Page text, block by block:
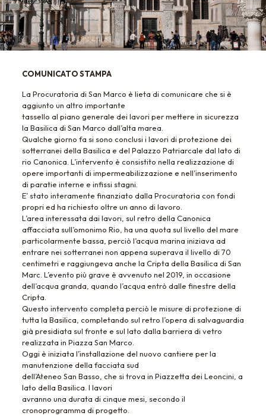
COMUNICATO STAMPA
La Procuratoria di San Marco è lieta di comunicare che si è
aggiunto un altro importante
tassello al piano generale dei lavori per mettere in sicurezza
la Basilica di San Marco dall’alta marea.
Qualche giorno fa si sono conclusi i lavori di protezione dei
sotterranei della Basilica e del Palazzo Patriarcale dal lato di
rio Canonica. L’intervento è consistito nella realizzazione di
opere importanti di impermeabilizzazione e nell’inserimento
di paratie interne e infissi stagni.
E’ stato interamente finanziato dalla Procuratoria con fondi
propri ed ha richiesto oltre un anno di lavoro.
L’area interessata dai lavori, suI retro della Canonica
affacciata sull’omonimo Rio, ha una quota sul livello del mare
particolarmente bassa, perciò l’acqua marina iniziava ad
entrare nei sotterranei non appena superava il livello di 70
centimetri e raggiungeva anche la Cripta della Basilica di San
Marc. L’evento più grave è avvenuto nel 2019, in occasione
dell’acqua granda, quando l’acqua entrò dalle finestre della
Cripta.
Questo intervento completa perciò le misure di protezione di
tutta la Basilica, completando sul retro l’opera di salvaguardia
già presidiata sul fronte e sul lato dalla barriera di vetro
realizzata in Piazza San Marco.
Oggi è iniziata l’installazione del nuovo cantiere per la
manutenzione della facciata sud
dell’Ateneo San Basso, che si trova in Piazzetta dei Leoncini, a
lato della Basilica. I lavori
avranno una durata di cinque mesi, secondo il
cronoprogramma di progetto.